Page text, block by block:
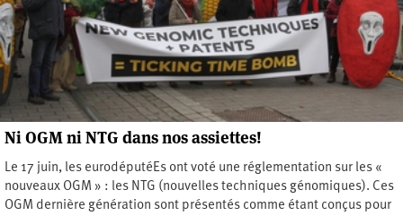
Ni OGM ni NTG dans nos assiettes!
Le 17 juin, les eurodéputéEs ont voté une réglementation sur les «
nouveaux OGM » : les NTG (nouvelles techniques génomiques). Ces
OGM dernière génération sont présentés comme étant conçus pour